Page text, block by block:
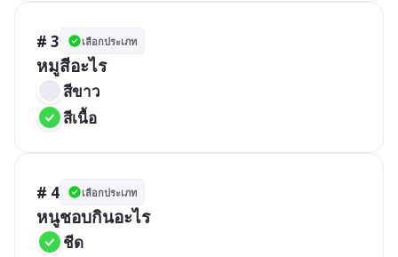
# 3 เลือกประเภท
หมูสีอะไร
สีขาว
สีเนื้อ
# 4 เลือกประเภท
หนูชอบกินอะไร
ชีด